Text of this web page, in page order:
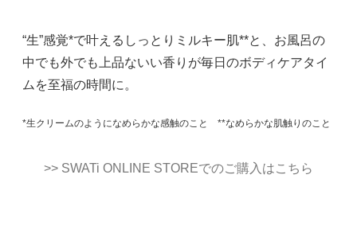
“生”感覚*で叶えるしっとりミルキー肌**と、お風呂の
中でも外でも上品ないい香りが毎日のボディケアタイ
ムを至福の時間に。
*生クリームのようになめらかな感触のこと **なめらかな肌触りのこと
>> SWATi ONLINE STOREでのご購入はこちら